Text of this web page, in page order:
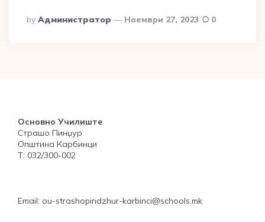
Posted
By
By Администратор Ноември 27, 2023 0
Основно Училиште
Страшо Пинџур
Општина Карбинци
Т: 032/300-002
Email: ou-strashopindzhur-karbinci@schools.mk